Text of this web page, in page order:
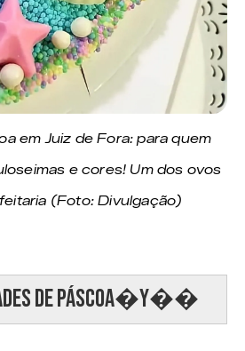
em Juiz de Fora: para quem
e cores! Um dos ovos
(Foto: Divulgação)
de Páscoa�Y��